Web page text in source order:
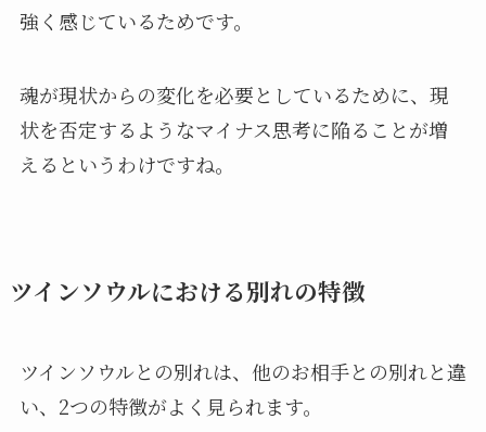
強く感じているためです。
魂が現状からの変化を必要としているために、現
状を否定するようなマイナス思考に陥ることが増
えるというわけですね。
ツインソウルにおける別れの特徴
ツインソウルとの別れは、他のお相手との別れと違
い、2つの特徴がよく見られます。